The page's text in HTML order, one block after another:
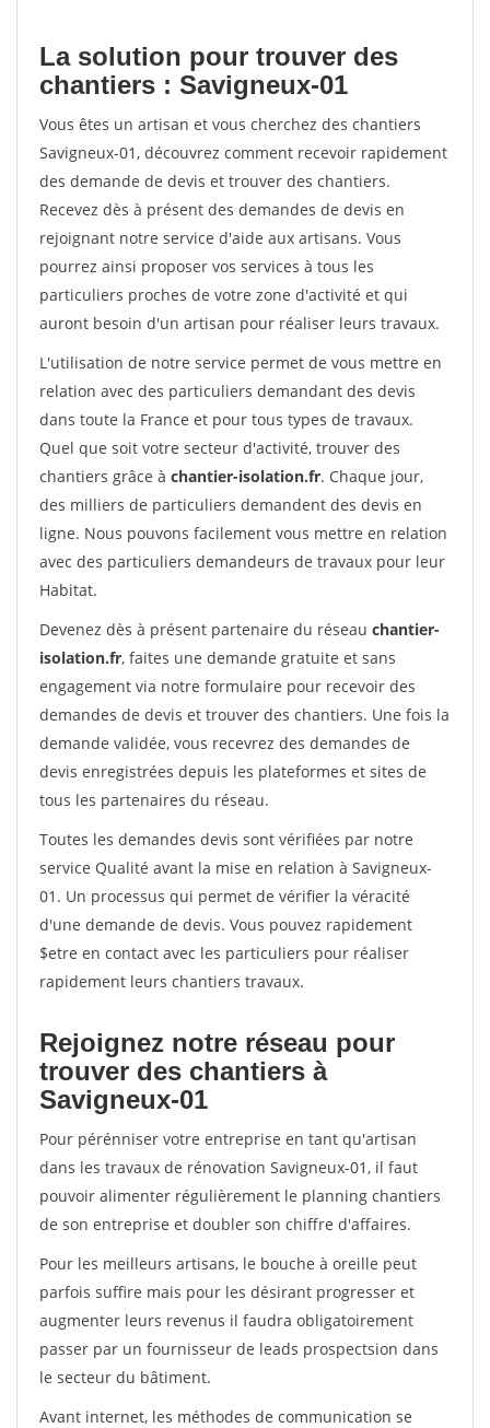
La solution pour trouver des
chantiers : Savigneux-01
Vous êtes un artisan et vous cherchez des chantiers
Savigneux-01, découvrez comment recevoir rapidement
des demande de devis et trouver des chantiers.
Recevez dès à présent des demandes de devis en
rejoignant notre service d'aide aux artisans. Vous
pourrez ainsi proposer vos services à tous les
particuliers proches de votre zone d'activité et qui
auront besoin d'un artisan pour réaliser leurs travaux.
L'utilisation de notre service permet de vous mettre en
relation avec des particuliers demandant des devis
dans toute la France et pour tous types de travaux.
Quel que soit votre secteur d'activité, trouver des
chantiers grâce à chantier-isolation.fr. Chaque jour,
des milliers de particuliers demandent des devis en
ligne. Nous pouvons facilement vous mettre en relation
avec des particuliers demandeurs de travaux pour leur
Habitat.
Devenez dès à présent partenaire du réseau chantier-
isolation.fr, faites une demande gratuite et sans
engagement via notre formulaire pour recevoir des
demandes de devis et trouver des chantiers. Une fois la
demande validée, vous recevrez des demandes de
devis enregistrées depuis les plateformes et sites de
tous les partenaires du réseau.
Toutes les demandes devis sont vérifiées par notre
service Qualité avant la mise en relation à Savigneux-
01. Un processus qui permet de vérifier la véracité
d'une demande de devis. Vous pouvez rapidement
$etre en contact avec les particuliers pour réaliser
rapidement leurs chantiers travaux.
Rejoignez notre réseau pour
trouver des chantiers à
Savigneux-01
Pour pérénniser votre entreprise en tant qu'artisan
dans les travaux de rénovation Savigneux-01, il faut
pouvoir alimenter régulièrement le planning chantiers
de son entreprise et doubler son chiffre d'affaires.
Pour les meilleurs artisans, le bouche à oreille peut
parfois suffire mais pour les désirant progresser et
augmenter leurs revenus il faudra obligatoirement
passer par un fournisseur de leads prospectsion dans
le secteur du bâtiment.
Avant internet, les méthodes de communication se